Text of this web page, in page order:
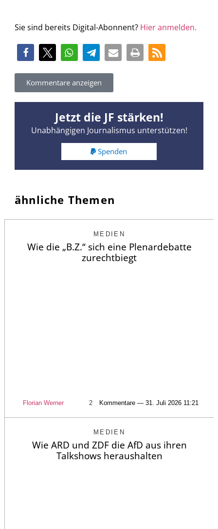
Sie sind bereits Digital-Abonnent? Hier anmelden.
Kommentare anzeigen
Jetzt die JF stärken!
Unabhängigen Journalismus unterstützen!
Spenden
ähnliche Themen
MEDIEN
Wie die „B.Z.“ sich eine Plenardebatte
zurechtbiegt
Florian Werner 2 Kommentare — 31. Juli 2026 11:21
MEDIEN
Wie ARD und ZDF die AfD aus ihren
Talkshows heraushalten